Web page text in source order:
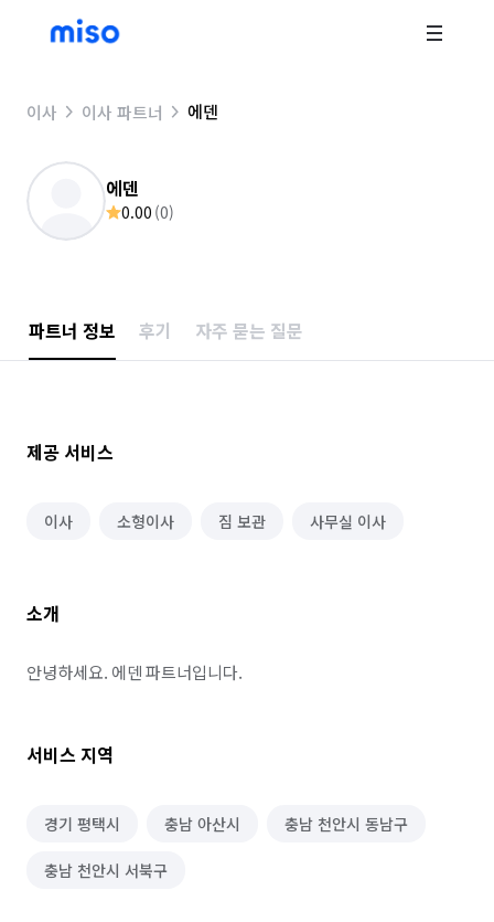
이사 이사 파트너 에덴
에덴
0.00 (0)
파트너 정보 후기 자주 묻는 질문
제공 서비스
이사 소형이사 짐 보관 사무실 이사
소개
안녕하세요. 에덴 파트너입니다.
서비스 지역
경기 평택시 충남 아산시 충남 천안시 동남구
충남 천안시 서북구